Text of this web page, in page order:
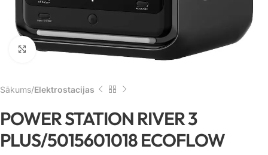
Noklikšķiniet, lai palielinātu
Sākums Elektrostacijas
POWER STATION RIVER 3
PLUS/5015601018 ECOFLOW